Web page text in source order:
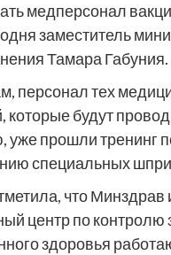
медперсонал
заместитель
Тамара Габуния.
персонал тех
которые будут
уже прошли тренинг
специальных
что Минздрав
центр по контролю
здоровья